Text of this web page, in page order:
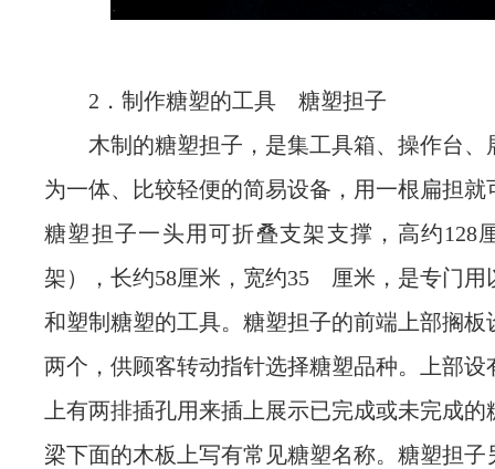
2．制作糖塑的工具 糖塑担子
木制的糖塑担子，是集工具箱、操作台、
为一体、比较轻便的简易设备，用一根扁担就
糖塑担子一头用可折叠支架支撑，高约128
架），长约58厘米，宽约35 厘米，是专门用
和塑制糖塑的工具。糖塑担子的前端上部搁板
两个，供顾客转动指针选择糖塑品种。上部设
上有两排插孔用来插上展示已完成或未完成
梁下面的木板上写有常见糖塑名称。糖塑担子